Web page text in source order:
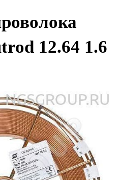
12.64 1.6